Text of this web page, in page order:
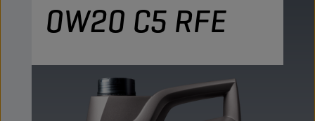
0W20 C5 RFE